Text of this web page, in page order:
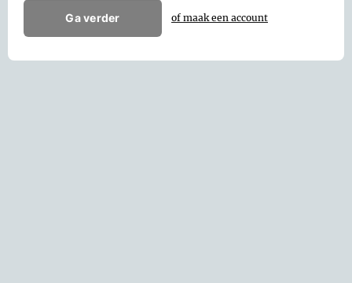
Ga verder of maak een account